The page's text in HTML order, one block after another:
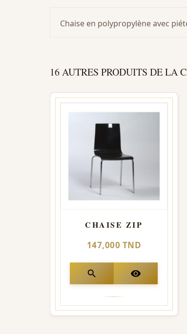
Chaise en polypropylène avec
16 AUTRES PRODUITS DE LA
CHAISE ZIP
147,000 TND
search visibility